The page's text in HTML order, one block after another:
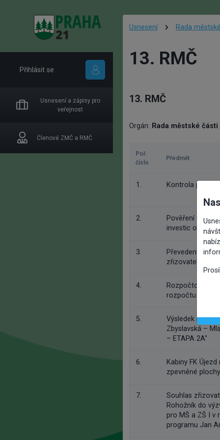
Přihlásit se
Usnesení a zápisy pro
veřejnost
Členové ZMČ a RMČ
Usnesení Rada
13. RMČ
13. RMČ
Orgán: Rada městské části
Poř.
číslo
Předmět
1. Kontrola plnění
2.
Pověření
investic od
3.
Převedení
zřizovateli - MČ
4.
Rozpočtová
rozpočtu v roce
5.
Výsledek
Zbyslavská –
– ETAPA 2A"
6.
Kabiny FK
zpevněné plochy
7.
Souhlas
Rohožník do
pro MŠ a ZŠ I v
programu Jan